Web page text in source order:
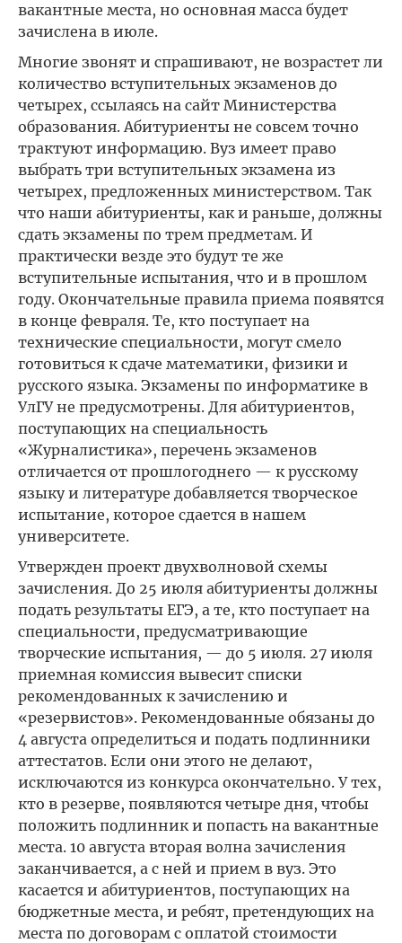
вакантные места, но основная масса будет
зачислена в июле.
Многие звонят и спрашивают, не возрастет ли
количество вступительных экзаменов до
четырех, ссылаясь на сайт Министерства
образования. Абитуриенты не совсем точно
трактуют информацию. Вуз имеет право
выбрать три вступительных экзамена из
четырех, предложенных министерством. Так
что наши абитуриенты, как и раньше, должны
сдать экзамены по трем предметам. И
практически везде это будут те же
вступительные испытания, что и в прошлом
году. Окончательные правила приема появятся
в конце февраля. Те, кто поступает на
технические специальности, могут смело
готовиться к сдаче математики, физики и
русского языка. Экзамены по информатике в
УлГУ не предусмотрены. Для абитуриентов,
поступающих на специальность
«Журналистика», перечень экзаменов
отличается от прошлогоднего — к русскому
языку и литературе добавляется творческое
испытание, которое сдается в нашем
университете.
Утвержден проект двухволновой схемы
зачисления. До 25 июля абитуриенты должны
подать результаты ЕГЭ, а те, кто поступает на
специальности, предусматривающие
творческие испытания, — до 5 июля. 27 июля
приемная комиссия вывесит списки
рекомендованных к зачислению и
«резервистов». Рекомендованные обязаны до
4 августа определиться и подать подлинники
аттестатов. Если они этого не делают,
исключаются из конкурса окончательно. У тех,
кто в резерве, появляются четыре дня, чтобы
положить подлинник и попасть на вакантные
места. 10 августа вторая волна зачисления
заканчивается, а с ней и прием в вуз. Это
касается и абитуриентов, поступающих на
бюджетные места, и ребят, претендующих на
места по договорам с оплатой стоимости